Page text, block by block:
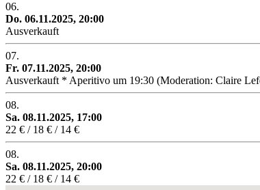
06.
Do. 06.11.2025, 20:00
Ausverkauft
07.
Fr. 07.11.2025, 20:00
Ausverkauft * Aperitivo um 19:30 (Moderation: Claire
08.
Sa. 08.11.2025, 17:00
22 € / 18 € / 14 €
08.
Sa. 08.11.2025, 20:00
22 € / 18 € / 14 €